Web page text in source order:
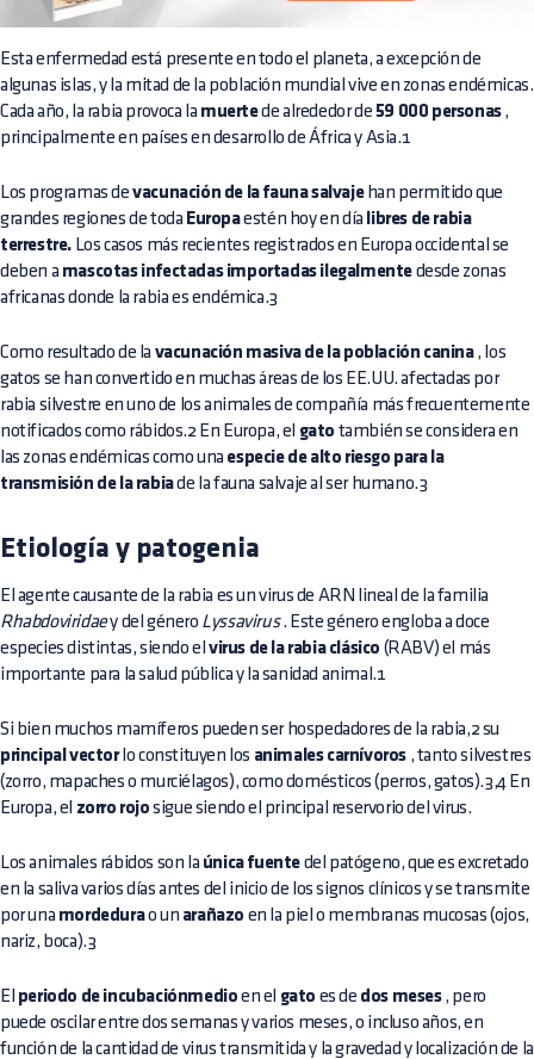
Esta enfermedad está presente en todo el planeta, a excepción de
algunas islas, y la mitad de la población mundial vive en zonas endémicas.
Cada año, la rabia provoca la muertede alrededor de 59 000 personas,
principalmente en países en desarrollo de África y Asia.1
Los programas devacunación de la fauna salvajehan permitido que
grandes regiones de toda Europaestén hoy en día libres de rabia
terrestre. Los casos más recientes registrados en Europa occidental se
deben a mascotas infectadas importadas ilegalmente desde zonas
africanas donde la rabia es endémica.3
Como resultado de la vacunación masiva de la población canina, los
gatos se han convertido en muchas áreas de los EE.UU. afectadas por
rabia silvestre en uno de los animales de compañía más frecuentemente
notificados como rábidos.2 En Europa, el gato también se considera en
las zonas endémicas como una especie de alto riesgo para la
transmisión de la rabiade la fauna salvaje al ser humano.3
Etiología y patogenia
El agente causante de la rabia es un virus de ARN lineal de la familia
Rhabdoviridaey del género Lyssavirus. Este género engloba a doce
especies distintas, siendo elvirus de la rabia clásico (RABV) el más
importante para la salud pública y la sanidad animal.1
Si bien muchos mamíferos pueden ser hospedadores de la rabia,2 su
principal vectorlo constituyen los animales carnívoros , tanto silvestres
(zorro, mapaches o murciélagos), como domésticos (perros, gatos).3,4 En
Europa, el zorro rojo sigue siendo el principal reservorio del virus.
Los animales rábidos son la única fuente del patógeno, que es excretado
en la saliva varios días antes del inicio de los signos clínicos y se transmite
por una mordedurao un arañazo en la piel o membranas mucosas (ojos,
nariz, boca).3
El periodo de incubaciónmedio en el gato es de dos meses, pero
puede oscilar entre dos semanas y varios meses, o incluso años, en
función de la cantidad de virus transmitida y la gravedad y localización de la